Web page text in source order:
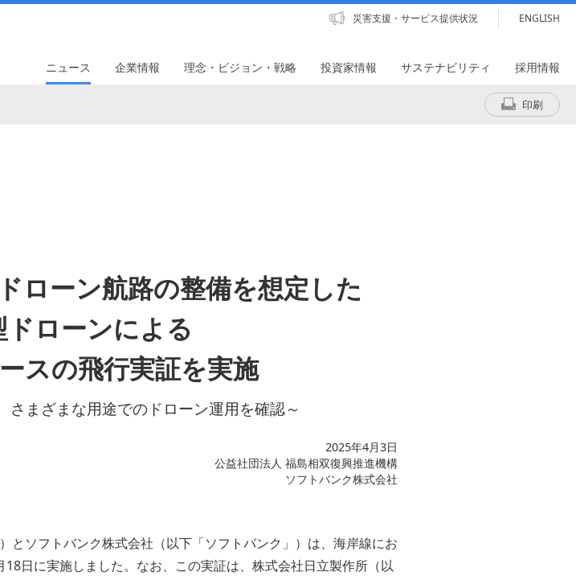
災害支援・サービス提供状況 ENGLISH
ニュース 企業情報 理念・ビジョン・戦略 投資家情報 サステナビリティ 採用情報
印刷
ローン航路の整備を想定した
ローンによる
スの飛行実証を実施
さまざまな用途でのドローン運用を確認～
2025年4月3日
公益社団法人 福島相双復興推進機構
ソフトバンク株式会社
とソフトバンク株式会社（以下「ソフトバンク」）は、海岸線にお
日に実施しました。なお、この実証は、株式会社日立製作所（以